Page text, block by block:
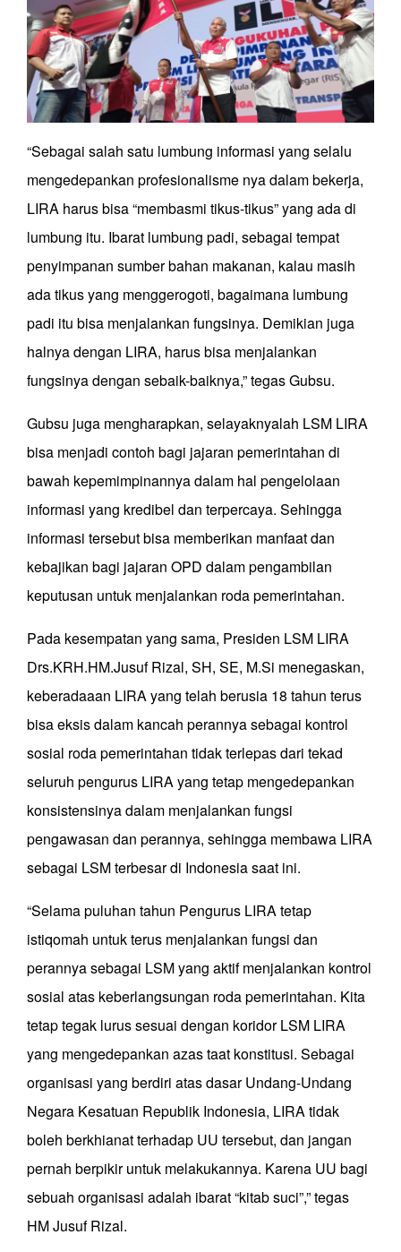
“Sebagai salah satu lumbung informasi yang selalu
mengedepankan profesionalisme nya dalam bekerja,
LIRA harus bisa “membasmi tikus-tikus” yang ada di
lumbung itu. Ibarat lumbung padi, sebagai tempat
penyimpanan sumber bahan makanan, kalau masih
ada tikus yang menggerogoti, bagaimana lumbung
padi itu bisa menjalankan fungsinya. Demikian juga
halnya dengan LIRA, harus bisa menjalankan
fungsinya dengan sebaik-baiknya,” tegas Gubsu.
Gubsu juga mengharapkan, selayaknyalah LSM LIRA
bisa menjadi contoh bagi jajaran pemerintahan di
bawah kepemimpinannya dalam hal pengelolaan
informasi yang kredibel dan terpercaya. Sehingga
informasi tersebut bisa memberikan manfaat dan
kebajikan bagi jajaran OPD dalam pengambilan
keputusan untuk menjalankan roda pemerintahan.
Pada kesempatan yang sama, Presiden LSM LIRA
Drs.KRH.HM.Jusuf Rizal, SH, SE, M.Si menegaskan,
keberadaaan LIRA yang telah berusia 18 tahun terus
bisa eksis dalam kancah perannya sebagai kontrol
sosial roda pemerintahan tidak terlepas dari tekad
seluruh pengurus LIRA yang tetap mengedepankan
konsistensinya dalam menjalankan fungsi
pengawasan dan perannya, sehingga membawa LIRA
sebagai LSM terbesar di Indonesia saat ini.
“Selama puluhan tahun Pengurus LIRA tetap
istiqomah untuk terus menjalankan fungsi dan
perannya sebagai LSM yang aktif menjalankan kontrol
sosial atas keberlangsungan roda pemerintahan. Kita
tetap tegak lurus sesuai dengan koridor LSM LIRA
yang mengedepankan azas taat konstitusi. Sebagai
organisasi yang berdiri atas dasar Undang-Undang
Negara Kesatuan Republik Indonesia, LIRA tidak
boleh berkhianat terhadap UU tersebut, dan jangan
pernah berpikir untuk melakukannya. Karena UU bagi
sebuah organisasi adalah ibarat “kitab suci”,” tegas
HM Jusuf Rizal.